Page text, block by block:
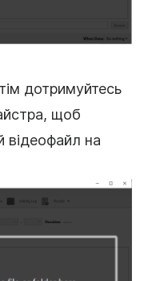
дотримуйтесь
щоб
відеофайл на